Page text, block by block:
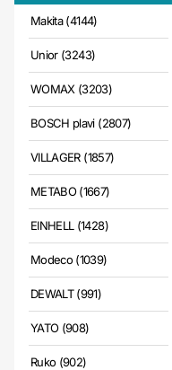
Makita (4144)
Unior (3243)
WOMAX (3203)
BOSCH plavi (2807)
VILLAGER (1857)
METABO (1667)
EINHELL (1428)
Modeco (1039)
DEWALT (991)
YATO (908)
Ruko (902)